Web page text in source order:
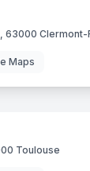
63000 Clermont-
Maps
Toulouse